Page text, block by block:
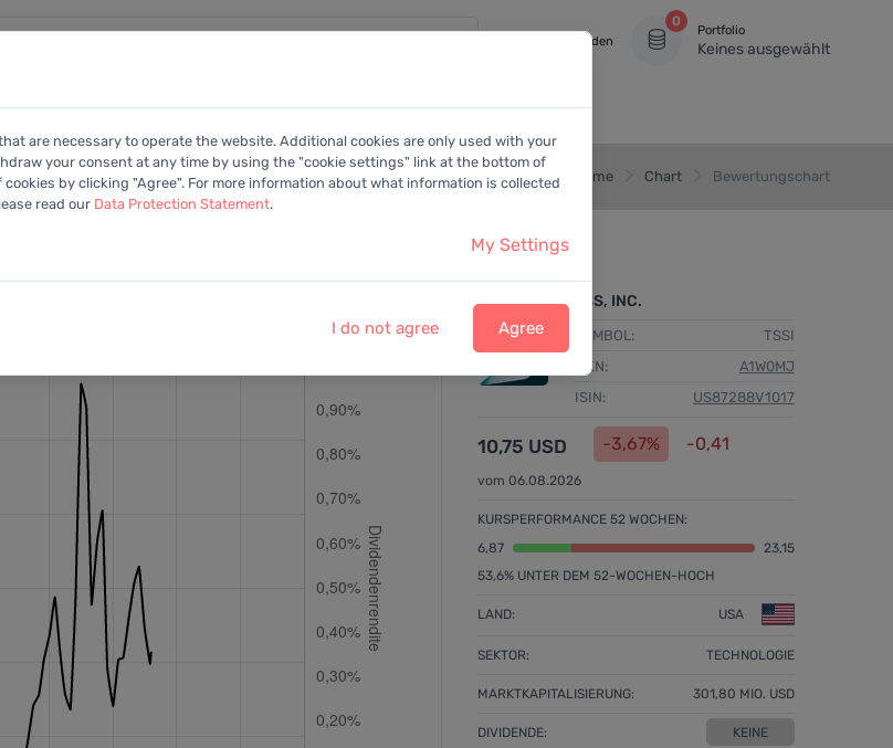
Anmelden
0
Portfolio
Keines ausgewählt
Kalender Anleitung Mitglied
+Portfolio Home Chart Bewertungschart
TSS, INC.
SYMBOL:
TSSI
WKN:
A1W0MJ
ISIN:
US87288V1017
10,75 USD -3,67% -0,41
vom 06.08.2026
KURSPERFORMANCE 52 WOCHEN:
6,87
23,15
53,6% UNTER DEM 52-WOCHEN-HOCH
LAND: USA
SEKTOR: TECHNOLOGIE
MARKTKAPITALISIERUNG: 301,80 MIO. USD
DIVIDENDE: KEINE
are necessary to operate the website. Additional cookies are only used with your
your consent at any time by using the "cookie settings" link at the bottom of
by clicking "Agree". For more information about what information is collected
read our Data Protection Statement.
My Settings
I do not agree Agree